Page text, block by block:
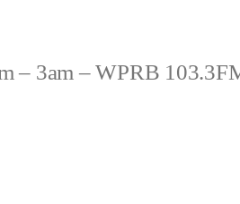
– 3am – WPRB